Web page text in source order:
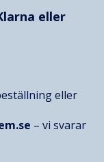
eller
eller
– vi svarar